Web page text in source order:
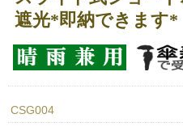
遮光*即納できます*
CSG004